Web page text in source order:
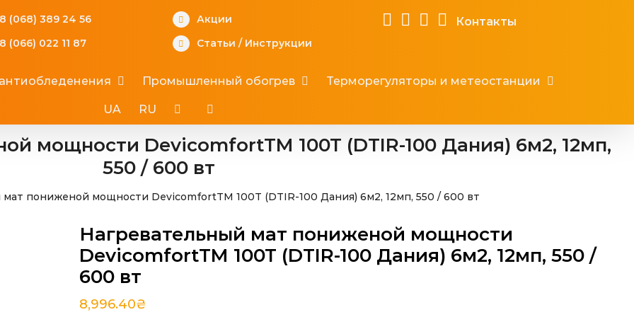
(068) 389 24 56
(066) 022 11 87
Акции
Статьи / Инструкции
Контакты
Промышленный обогрев Терморегуляторы и метеостанции
UA RU
мощности DevicomfortTM 100T (DTIR-100 Дания) 6м2, 12мп,
550 / 600 вт
пониженой мощности DevicomfortTM 100T (DTIR-100 Дания) 6м2, 12мп, 550 / 600 вт
Нагревательный мат пониженой мощности
DevicomfortTM 100T (DTIR-100 Дания) 6м2, 12мп, 550 /
600 вт
8,996.40₴